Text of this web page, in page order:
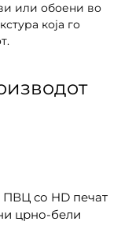
или обоени во
која го
ПВЦ со HD печат
црно-бели